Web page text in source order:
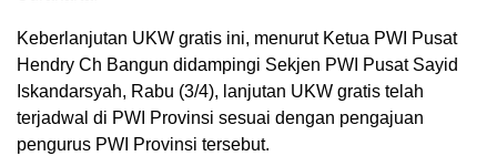
Keberlanjutan UKW gratis ini, menurut Ketua PWI Pusat
Hendry Ch Bangun didampingi Sekjen PWI Pusat Sayid
Iskandarsyah, Rabu (3/4), lanjutan UKW gratis telah
terjadwal di PWI Provinsi sesuai dengan pengajuan
pengurus PWI Provinsi tersebut.